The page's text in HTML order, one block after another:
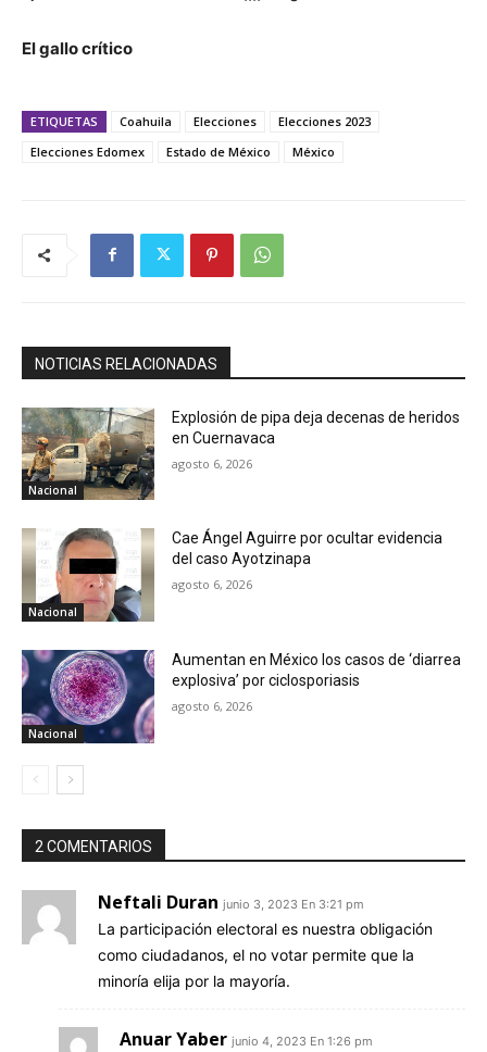
El gallo crítico
ETIQUETAS Coahuila Elecciones
Elecciones 2023
Elecciones Edomex
Estado de México México
NOTICIAS RELACIONADAS
Nacional
Explosión de pipa deja decenas de heridos
en Cuernavaca
agosto 6, 2026
Nacional
Cae Ángel Aguirre por ocultar evidencia
del caso Ayotzinapa
agosto 6, 2026
Nacional
Aumentan en México los casos de ‘diarrea
explosiva’ por ciclosporiasis
agosto 6, 2026
2 COMENTARIOS
Neftali Duran junio 3, 2023 En 3:21 pm
La participación electoral es nuestra obligación
como ciudadanos, el no votar permite que la
minoría elija por la mayoría.
Anuar Yaber junio 4, 2023 En 1:26 pm